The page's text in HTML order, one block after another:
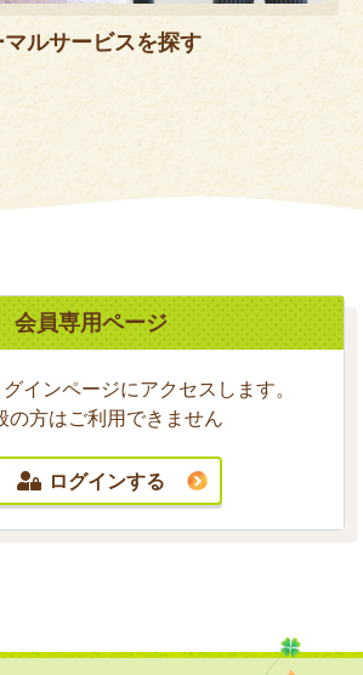
ルサービスを探す
会員専用ページ
インページにアクセスします。
の方はご利用できません
ログインする